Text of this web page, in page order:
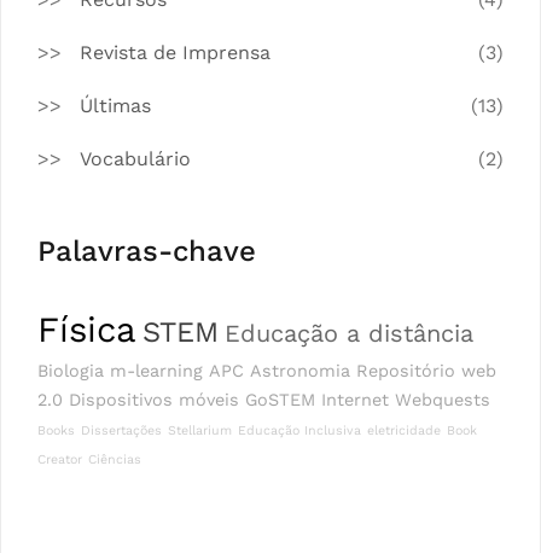
Revista de Imprensa (3)
Últimas (13)
Vocabulário (2)
Palavras-chave
Física STEM Educação a distância
Biologia m-learning APC Astronomia Repositório web
2.0 Dispositivos móveis GoSTEM Internet Webquests
Books Dissertações Stellarium Educação Inclusiva eletricidade Book
Creator Ciências